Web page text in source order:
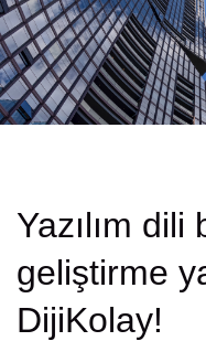
Yazılım dili
geliştirme
DijiKolay!